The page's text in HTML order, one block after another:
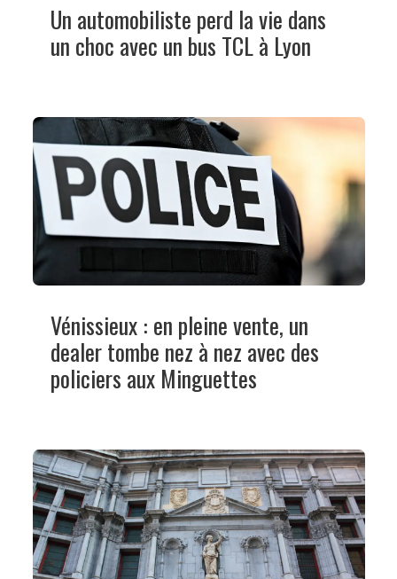
Un automobiliste perd la vie dans
un choc avec un bus TCL à Lyon
Vénissieux : en pleine vente, un
dealer tombe nez à nez avec des
policiers aux Minguettes